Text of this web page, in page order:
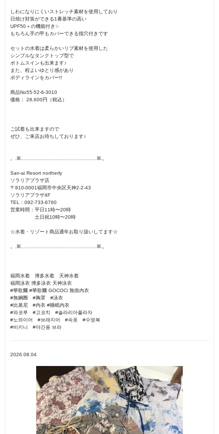
しわになりにくいストレッチ素材を使用しており
日焼け対策ができる1番基準の高い
UPF50＋の機能付き✨️
もちろん手の甲もカバーできる指穴付きです
セットの水着は柔らかいリブ素材を使用した
シンプルなタンクトップ型で
ボトムスインも出来ます♪
また、程よいゆとり感があり
ボディラインをカバー!!
商品No55-52-6-3010
価格： 28,600円（税込）
ご試着も出来ますので
ぜひ、ご来店お待ちしております♪
。.ꕤ︎︎………………………………………..ꕤ︎︎.。
San-ai Resort northerly
ソラリアプラザ店
〒810-0001福岡市中央区天神2-2-43
ソラリアプラザ4F
TEL：092-733-6760
営業時間：平日11時〜20時
土日祝10時〜20時
☆水着・リゾート商品通年お取り扱いしてます☆
。.ꕤ︎︎………………………………………..ꕤ︎︎.。
福岡水着 博多水着 天神水着
福岡泳衣 博多泳衣 天神泳衣
#華歌爾 #華歌爾 GOCOCi 無痕內衣
#無鋼圈 #胸罩 #泳衣
#比基尼 #內衣 #睡眠內衣
#와코루 #고코치 #솔라리아플라자
#노와이어 #브래지어 #속옷 #수영복
#비키니 #야간용 브라
2026.08.04